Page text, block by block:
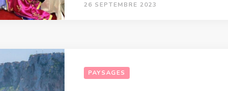
26 SEPTEMBRE 2023
PAYSAGES